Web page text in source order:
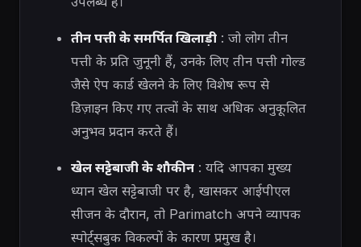
तीन पत्ती के समर्पित खिलाड़ी: जो लोग तीन
पत्ती के प्रति जुनूनी हैं, उनके लिए तीन पत्ती गोल्ड
जैसे ऐप कार्ड खेलने के लिए विशेष रूप से
डिज़ाइन किए गए तत्वों के साथ अधिक अनुकूलित
अनुभव प्रदान करते हैं।
खेल सट्टेबाजी के शौकीन: यदि आपका मुख्य
ध्यान खेल सट्टेबाजी पर है, खासकर आईपीएल
सीजन के दौरान, तो Parimatch अपने व्यापक
स्पोर्ट्सबुक विकल्पों के कारण प्रमुख है।